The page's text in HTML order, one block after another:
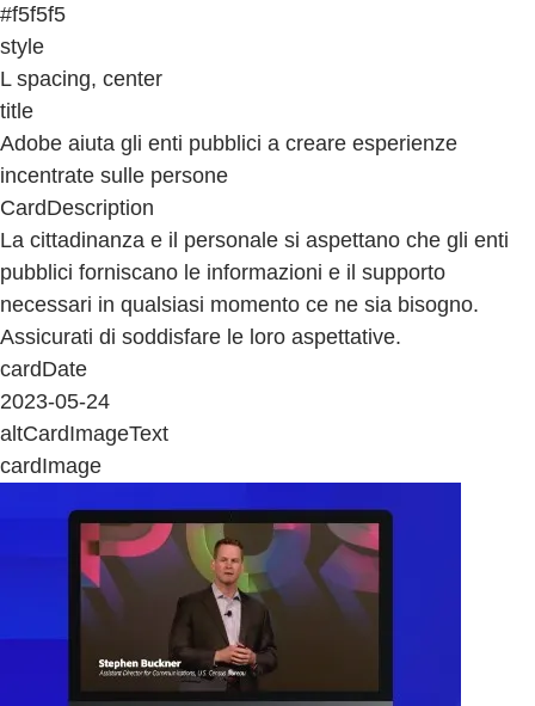
#f5f5f5
style
L spacing, center
title
Adobe aiuta gli enti pubblici a creare esperienze
incentrate sulle persone
CardDescription
La cittadinanza e il personale si aspettano che gli enti
pubblici forniscano le informazioni e il supporto
necessari in qualsiasi momento ce ne sia bisogno.
Assicurati di soddisfare le loro aspettative.
cardDate
2023-05-24
altCardImageText
cardImage